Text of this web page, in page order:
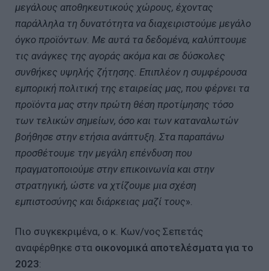
μεγάλους αποθηκευτικούς χώρους, έχοντας
παράλληλα τη δυνατότητα να διαχειριστούμε μεγάλο
όγκο προϊόντων. Με αυτά τα δεδομένα, καλύπτουμε
τις ανάγκες της αγοράς ακόμα και σε δύσκολες
συνθήκες υψηλής ζήτησης. Επιπλέον η συμφέρουσα
εμπορική πολιτική της εταιρείας μας, που φέρνει τα
προϊόντα μας στην πρώτη θέση προτίμησης τόσο
των τελικών σημείων, όσο και των καταναλωτών
βοήθησε στην ετήσια ανάπτυξη. Στα παραπάνω
προσθέτουμε την μεγάλη επένδυση που
πραγματοποιούμε στην επικοινωνία και στην
στρατηγική, ώστε να χτίζουμε μια σχέση
εμπιστοσύνης και διάρκειας μαζί τους».
Πιο συγκεκριμένα, ο κ. Κων/νος Σεπετάς
αναφέρθηκε στα οικονομικά αποτελέσματα για το
2023: